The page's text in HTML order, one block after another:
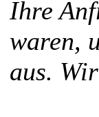
Ihre
waren,
aus.